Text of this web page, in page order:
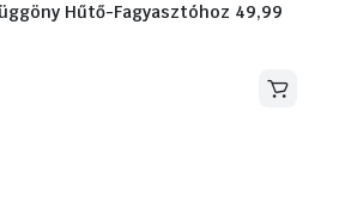
Hűtő-Fagyasztóhoz 49,99